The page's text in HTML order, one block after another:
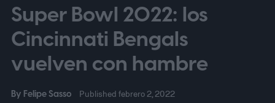
Super Bowl 2022: los
Cincinnati Bengals
vuelven con hambre
By Felipe Sasso Published febrero 2, 2022